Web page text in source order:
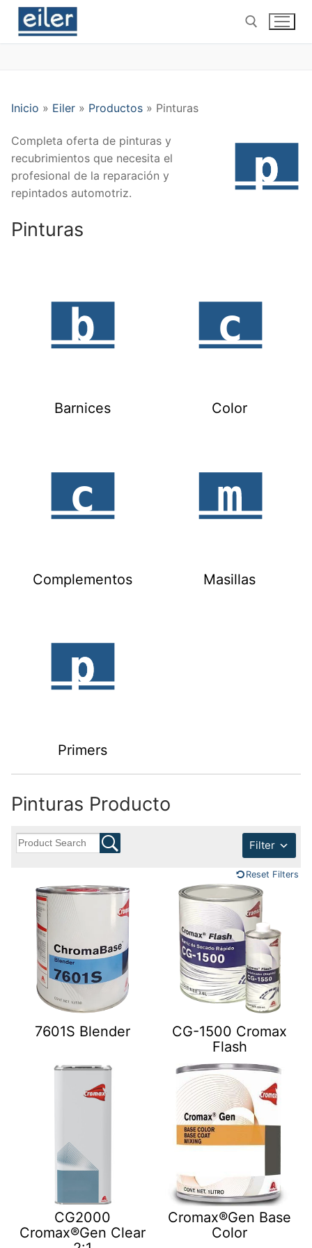
Inicio » Eiler » Productos » Pinturas
Completa oferta de pinturas y
recubrimientos que necesita el
profesional de la reparación y
repintados automotriz.
Pinturas
Barnices Color
Complementos Masillas
Primers
Pinturas Producto
Filter
Reset Filters
7601S Blender
CG-1500 Cromax
Flash
CG2000
Cromax®Gen Clear
Cromax®Gen Base
Color